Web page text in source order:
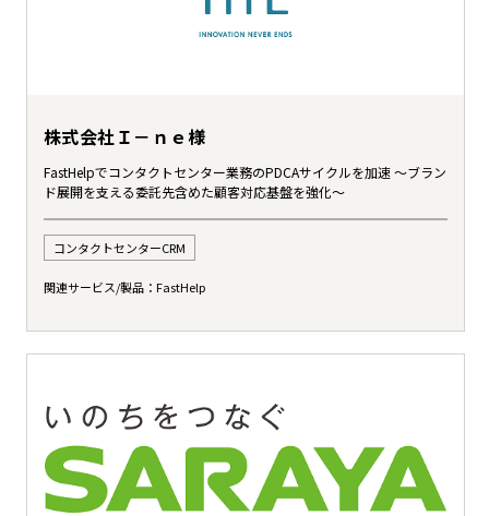
株式会社Ｉ－ｎｅ様
FastHelpでコンタクトセンター業務のPDCAサイクルを加速 ～ブラン
ド展開を支える委託先含めた顧客対応基盤を強化～
コンタクトセンターCRM
関連サービス/製品： FastHelp